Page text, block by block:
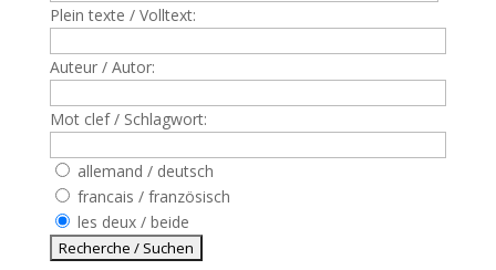
Plein texte / Volltext:
Auteur / Autor:
Mot clef / Schlagwort:
allemand / deutsch
francais / französisch
les deux / beide